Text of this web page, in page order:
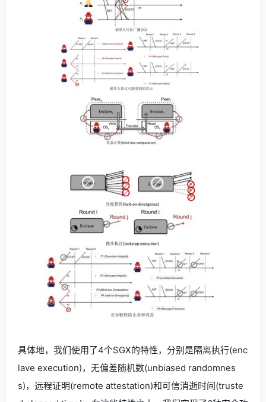
具体地，我们使用了4个SGX的特性，分别是隔离执行(enc
lave execution)，无偏差随机数(unbiased randomnes
s)，远程证明(remote attestation)和可信消逝时间(truste